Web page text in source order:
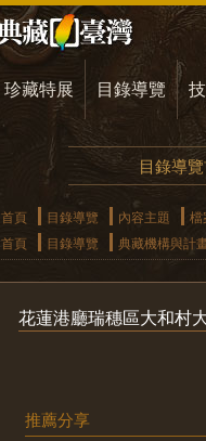
珍藏特展 目錄導覽
目錄導
首頁 目錄導覽 內容主題 檔
首頁
目錄導覽 典藏機構與計
花蓮港廳瑞穗區大和村
推薦分享